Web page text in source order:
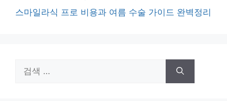
스마일라식 프로 비용과 여름 수술 가이드 완벽정리
색: